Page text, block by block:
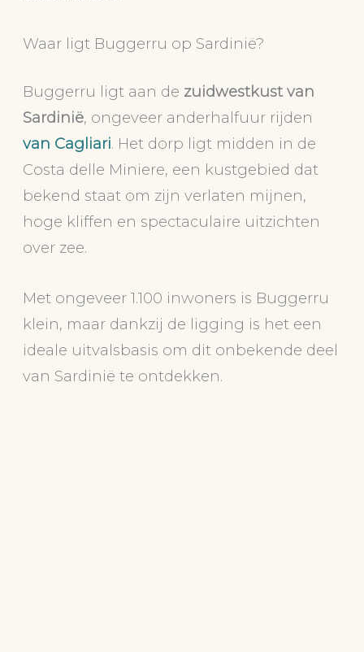
Waar ligt Buggerru op Sardinië?
Buggerru ligt aan de zuidwestkust van
Sardinië, ongeveer anderhalfuur rijden
van Cagliari. Het dorp ligt midden in de
Costa delle Miniere, een kustgebied dat
bekend staat om zijn verlaten mijnen,
hoge kliffen en spectaculaire uitzichten
over zee.
Met ongeveer 1.100 inwoners is Buggerru
klein, maar dankzij de ligging is het een
ideale uitvalsbasis om dit onbekende deel
van Sardinië te ontdekken.